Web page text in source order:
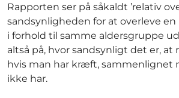
Rapporten ser på såkaldt ’relativ
sandsynligheden for at overleve
i forhold til samme aldersgruppe
altså på, hvor sandsynligt det er, at
hvis man har kræft, sammenlignet
ikke har.